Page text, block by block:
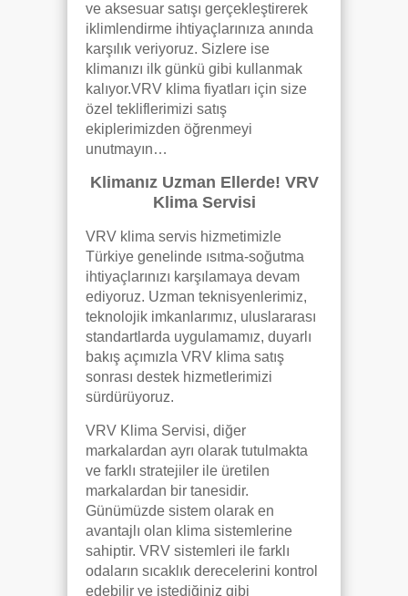
ve aksesuar satışı gerçekleştirerek
iklimlendirme ihtiyaçlarınıza anında
karşılık veriyoruz. Sizlere ise
klimanızı ilk günkü gibi kullanmak
kalıyor.VRV klima fiyatları için size
özel tekliflerimizi satış
ekiplerimizden öğrenmeyi
unutmayın…
Klimanız Uzman Ellerde! VRV
Klima Servisi
VRV klima servis hizmetimizle
Türkiye genelinde ısıtma-soğutma
ihtiyaçlarınızı karşılamaya devam
ediyoruz. Uzman teknisyenlerimiz,
teknolojik imkanlarımız, uluslararası
standartlarda uygulamamız, duyarlı
bakış açımızla VRV klima satış
sonrası destek hizmetlerimizi
sürdürüyoruz.
VRV Klima Servisi, diğer
markalardan ayrı olarak tutulmakta
ve farklı stratejiler ile üretilen
markalardan bir tanesidir.
Günümüzde sistem olarak en
avantajlı olan klima sistemlerine
sahiptir. VRV sistemleri ile farklı
odaların sıcaklık derecelerini kontrol
edebilir ve istediğiniz gibi